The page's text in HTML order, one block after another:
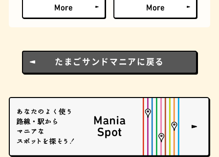
おでん らせん階段
たまごサンドマニアに戻る